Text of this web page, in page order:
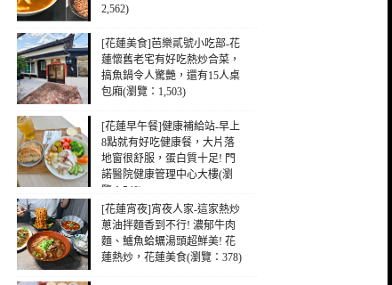
2,562)
[花蓮美食]芭樂貳號小吃部-花
蓮懷舊老宅有好吃熱炒合菜，
搞魚鍋令人驚艷，還有15人桌
包廂(瀏覽：1,503)
[花蓮早午餐]健康補給站-早上
8點就有好吃健康餐，大片落
地窗很舒服，蛋白質十足! 門
諾醫院健康管理中心大樓(瀏
覽：540)
[花蓮宵夜]宵夜人家-這家熱炒
蔥油拌麵香到不行! 濃郁牛肉
麵、鱸魚蛤蠣湯頭超鮮美! 花
蓮熱炒，花蓮美食(瀏覽：378)